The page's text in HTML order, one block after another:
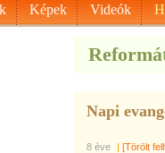
Képek Videók
Napi
8 éve | [Törölt